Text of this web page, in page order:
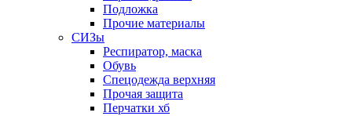
Подложка
Прочие материалы
СИЗы
Респиратор, маска
Обувь
Спецодежда верхняя
Прочая защита
Перчатки хб